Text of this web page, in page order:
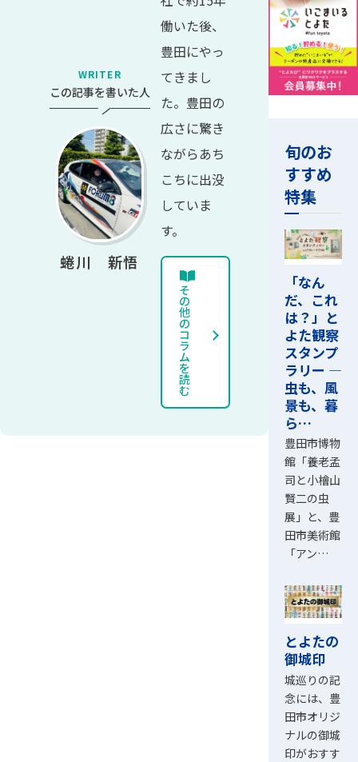
WRITER
この記事を書いた人
蜷川 新悟
働いた後、
豊田にやっ
てきまし
た。豊田の
広さに驚き
ながらあち
こちに出没
していま
す。
そ
の
他
の
コ
ラ
ム
を
読
む
旬のお
すすめ
特集
「なん
だ、これ
は？」と
よた観察
スタンプ
ラリー ―
虫も、風
景も、暮
ら…
豊田市博物
館「養老孟
司と小檜山
賢二の虫
展」と、豊
田市美術館
「アン…
とよたの
御城印
城巡りの記
念には、豊
田市オリジ
ナルの御城
印がおすす